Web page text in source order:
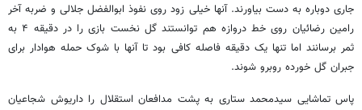
جاری دوباره به دست بیاورند. آنها خیلی زود روی نفوذ ابوالفضل جلالی و ضربه آخر
رامین رضائیان روی خط دروازه هم توانستند گل نخست بازی را در دقیقه ۴ به
ثمر برسانند اما تنها یک دقیقه فاصله کافی بود تا آنها با شوک حمله هوادار برای
جبران گل خورده روبرو شوند.
پاس تماشایی سیدمحمد ستاری به پشت مدافعان استقلال را داریوش شجاعیان